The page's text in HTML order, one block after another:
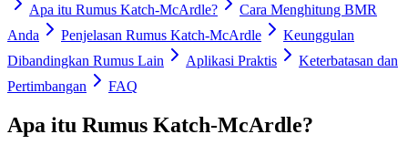
Apa itu Rumus Katch-McArdle?
Cara Menghitung BMR
Anda
Penjelasan Rumus Katch-McArdle
Keunggulan
Dibandingkan Rumus Lain
Aplikasi Praktis
Keterbatasan dan
Pertimbangan
FAQ
Apa itu Rumus Katch-McArdle?